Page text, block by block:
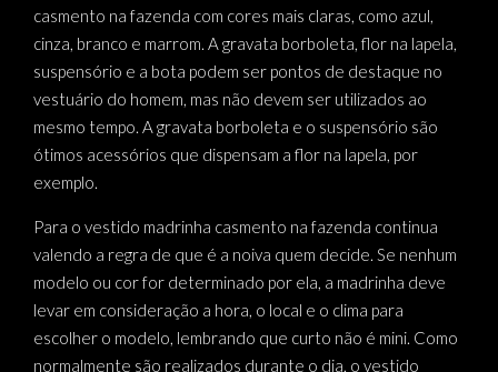
casmento na fazenda com cores mais claras, como azul,
cinza, branco e marrom. A gravata borboleta, flor na lapela,
suspensório e a bota podem ser pontos de destaque no
vestuário do homem, mas não devem ser utilizados ao
mesmo tempo. A gravata borboleta e o suspensório são
ótimos acessórios que dispensam a flor na lapela, por
exemplo.
Para o vestido madrinha casmento na fazenda continua
valendo a regra de que é a noiva quem decide. Se nenhum
modelo ou cor for determinado por ela, a madrinha deve
levar em consideração a hora, o local e o clima para
escolher o modelo, lembrando que curto não é mini. Como
normalmente são realizados durante o dia, o vestido